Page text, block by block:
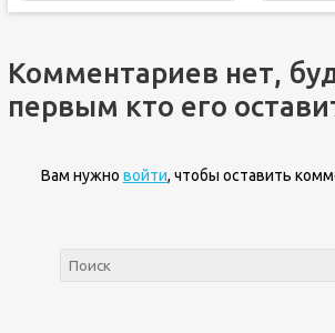
Комментариев нет,
первым кто его
Вам нужно войти, чтобы оставить